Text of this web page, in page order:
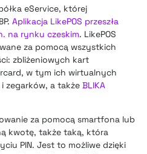
eService, której
Aplikacja LikePOS przeszła
na rynku czeskim. LikePOS
za pomocą wszystkich
zbliżeniowych kart
w tym ich wirtualnych
zegarków, a także BLIKA
za pomocą smartfona lub
kwotę, także taką, która
PIN. Jest to możliwe dzięki